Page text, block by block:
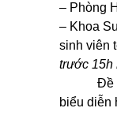
– Phòng
– Khoa
sinh viên
trước 15h
Đề
biểu diễn